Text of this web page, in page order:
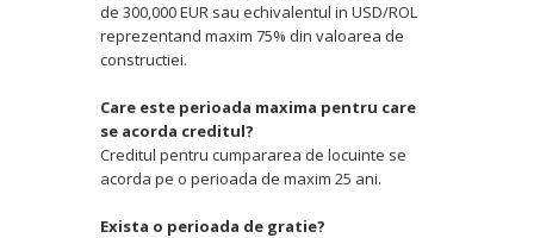
de 300,000 EUR sau echivalentul in USD/ROL
reprezentand maxim 75% din valoarea de
constructiei.
Care este perioada maxima pentru care
se acorda creditul?
Creditul pentru cumpararea de locuinte se
acorda pe o perioada de maxim 25 ani.
Exista o perioada de gratie?